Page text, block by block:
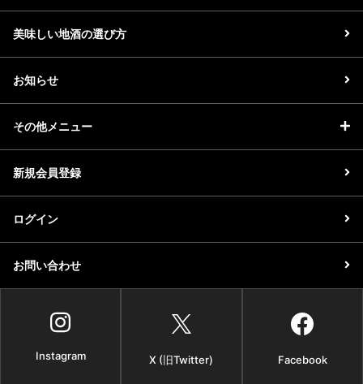
美味しい地酒の選び方
お知らせ
その他メニュー
新規会員登録
ログイン
お問い合わせ
Instagram X (旧Twitter) Facebook